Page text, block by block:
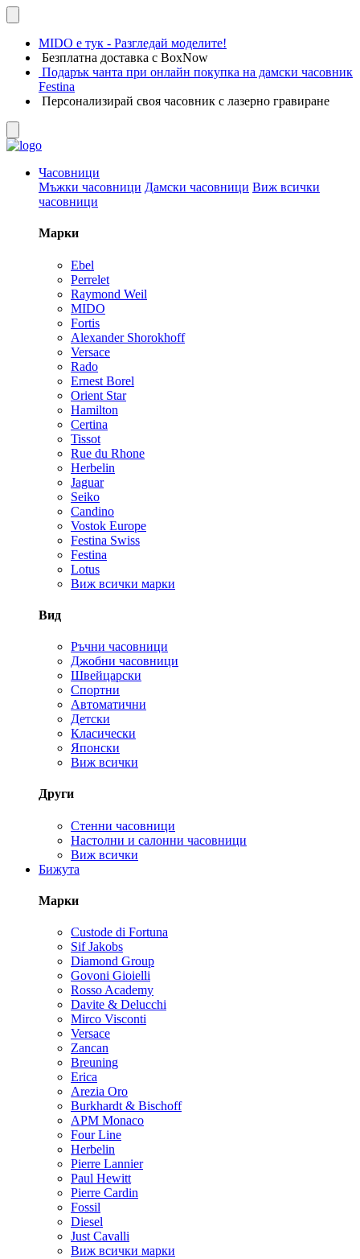
MIDO е тук - Разгледай моделите!
Безплатна доставка с BoxNow
Подарък чанта при онлайн покупка на дамски часовник
Festina
Персонализирай своя часовник с лазерно гравиране
Часовници
Мъжки часовници Дамски часовници Виж всички
часовници
Марки
Ebel
Perrelet
Raymond Weil
MIDO
Fortis
Alexander Shorokhoff
Versace
Rado
Ernest Borel
Orient Star
Hamilton
Certina
Tissot
Rue du Rhone
Herbelin
Jaguar
Seiko
Candino
Vostok Europe
Festina Swiss
Festina
Lotus
Виж всички марки
Вид
Ръчни часовници
Джобни часовници
Швейцарски
Спортни
Автоматични
Детски
Класически
Японски
Виж всички
Други
Стенни часовници
Настолни и салонни часовници
Виж всички
Бижута
Марки
Custode di Fortuna
Sif Jakobs
Diamond Group
Govoni Gioielli
Rosso Academy
Davite & Delucchi
Mirco Visconti
Versace
Zancan
Breuning
Erica
Arezia Oro
Burkhardt & Bischoff
APM Monaco
Four Line
Herbelin
Pierre Lannier
Paul Hewitt
Pierre Cardin
Fossil
Diesel
Just Cavalli
Виж всички марки